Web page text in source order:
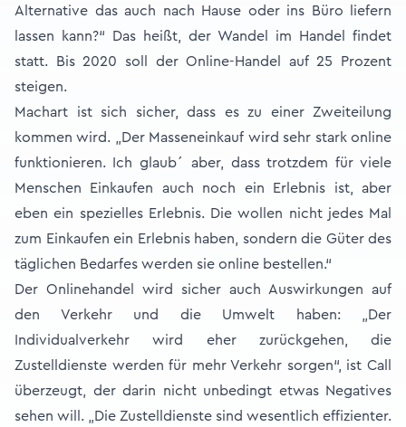
Alternative das auch nach Hause oder ins Büro liefern
lassen kann?“ Das heißt, der Wandel im Handel findet
statt. Bis 2020 soll der Online-Handel auf 25 Prozent
steigen.
Machart ist sich sicher, dass es zu einer Zweiteilung
kommen wird. „Der Masseneinkauf wird sehr stark online
funktionieren. Ich glaub´ aber, dass trotzdem für viele
Menschen Einkaufen auch noch ein Erlebnis ist, aber
eben ein spezielles Erlebnis. Die wollen nicht jedes Mal
zum Einkaufen ein Erlebnis haben, sondern die Güter des
täglichen Bedarfes werden sie online bestellen.“
Der Onlinehandel wird sicher auch Auswirkungen auf
den Verkehr und die Umwelt haben: „Der
Individualverkehr wird eher zurückgehen, die
Zustelldienste werden für mehr Verkehr sorgen“, ist Call
überzeugt, der darin nicht unbedingt etwas Negatives
sehen will. „Die Zustelldienste sind wesentlich effizienter.